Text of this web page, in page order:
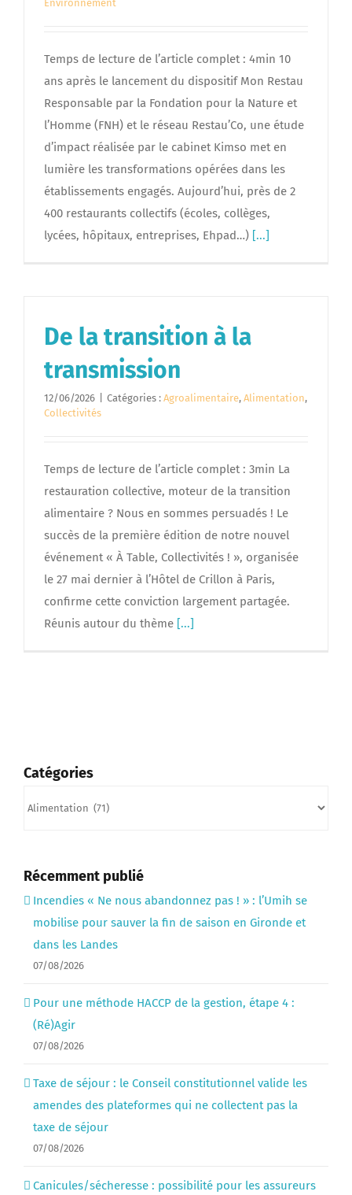
Environnement
Temps de lecture de l’article complet : 4min 10
ans après le lancement du dispositif Mon Restau
Responsable par la Fondation pour la Nature et
l’Homme (FNH) et le réseau Restau’Co, une étude
d’impact réalisée par le cabinet Kimso met en
lumière les transformations opérées dans les
établissements engagés. Aujourd’hui, près de 2
400 restaurants collectifs (écoles, collèges,
lycées, hôpitaux, entreprises, Ehpad…) [...]
De la transition à la
transmission
12/06/2026 Catégories : Agroalimentaire, Alimentation,
Collectivités
Temps de lecture de l’article complet : 3min La
restauration collective, moteur de la transition
alimentaire ? Nous en sommes persuadés ! Le
succès de la première édition de notre nouvel
événement « À Table, Collectivités ! », organisée
le 27 mai dernier à l’Hôtel de Crillon à Paris,
confirme cette conviction largement partagée.
Réunis autour du thème [...]
Catégories
Récemment publié
Incendies « Ne nous abandonnez pas ! » : l’Umih se
mobilise pour sauver la fin de saison en Gironde et
dans les Landes
07/08/2026
Pour une méthode HACCP de la gestion, étape 4 :
(Ré)Agir
07/08/2026
Taxe de séjour : le Conseil constitutionnel valide les
amendes des plateformes qui ne collectent pas la
taxe de séjour
07/08/2026
Canicules/sécheresse : possibilité pour les assureurs